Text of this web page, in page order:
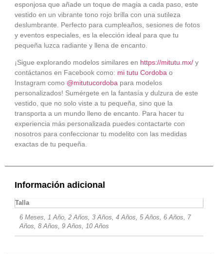
esponjosa que añade un toque de magia a cada paso, este
vestido en un vibrante tono rojo brilla con una sutileza
deslumbrante. Perfecto para cumpleaños, sesiones de fotos
y eventos especiales, es la elección ideal para que tu
pequeña luzca radiante y llena de encanto.
¡Sigue explorando modelos similares en https://mitutu.mx/ y
contáctanos en Facebook como: mi tutu Cordoba o
Instagram como @mitutucordoba para modelos
personalizados! Sumérgete en la fantasía y dulzura de este
vestido, que no solo viste a tu pequeña, sino que la
transporta a un mundo lleno de encanto. Para hacer tu
experiencia más personalizada puedes contactarte con
nosotros para confeccionar tu modelito con las medidas
exactas de tu pequeña.
Información adicional
Talla
6 Meses, 1 Año, 2 Años, 3 Años, 4 Años, 5 Años, 6 Años, 7
Años, 8 Años, 9 Años, 10 Años